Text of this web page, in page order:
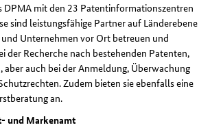
DPMA mit den 23 Patentinformationszentren
sind leistungsfähige Partner auf Länderebene
Unternehmen vor Ort betreuen und
der Recherche nach bestehenden Patenten,
aber auch bei der Anmeldung, Überwachung
Zudem bieten sie ebenfalls eine
an.
und Markenamt